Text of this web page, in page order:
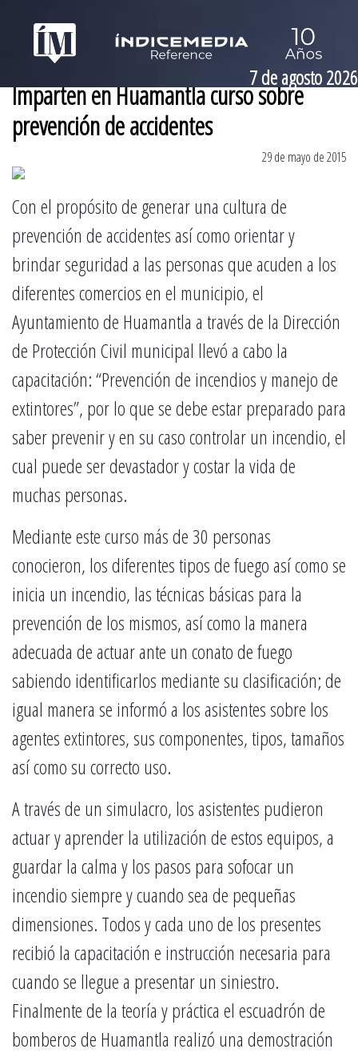
7 de agosto 2026
Imparten en Huamantla curso sobre
prevención de accidentes
29 de mayo de 2015
Con el propósito de generar una cultura de
prevención de accidentes así como orientar y
brindar seguridad a las personas que acuden a los
diferentes comercios en el municipio, el
Ayuntamiento de Huamantla a través de la Dirección
de Protección Civil municipal llevó a cabo la
capacitación: “Prevención de incendios y manejo de
extintores”, por lo que se debe estar preparado para
saber prevenir y en su caso controlar un incendio, el
cual puede ser devastador y costar la vida de
muchas personas.
Mediante este curso más de 30 personas
conocieron, los diferentes tipos de fuego así como se
inicia un incendio, las técnicas básicas para la
prevención de los mismos, así como la manera
adecuada de actuar ante un conato de fuego
sabiendo identificarlos mediante su clasificación; de
igual manera se informó a los asistentes sobre los
agentes extintores, sus componentes, tipos, tamaños
así como su correcto uso.
A través de un simulacro, los asistentes pudieron
actuar y aprender la utilización de estos equipos, a
guardar la calma y los pasos para sofocar un
incendio siempre y cuando sea de pequeñas
dimensiones. Todos y cada uno de los presentes
recibió la capacitación e instrucción necesaria para
cuando se llegue a presentar un siniestro.
Finalmente de la teoría y práctica el escuadrón de
bomberos de Huamantla realizó una demostración